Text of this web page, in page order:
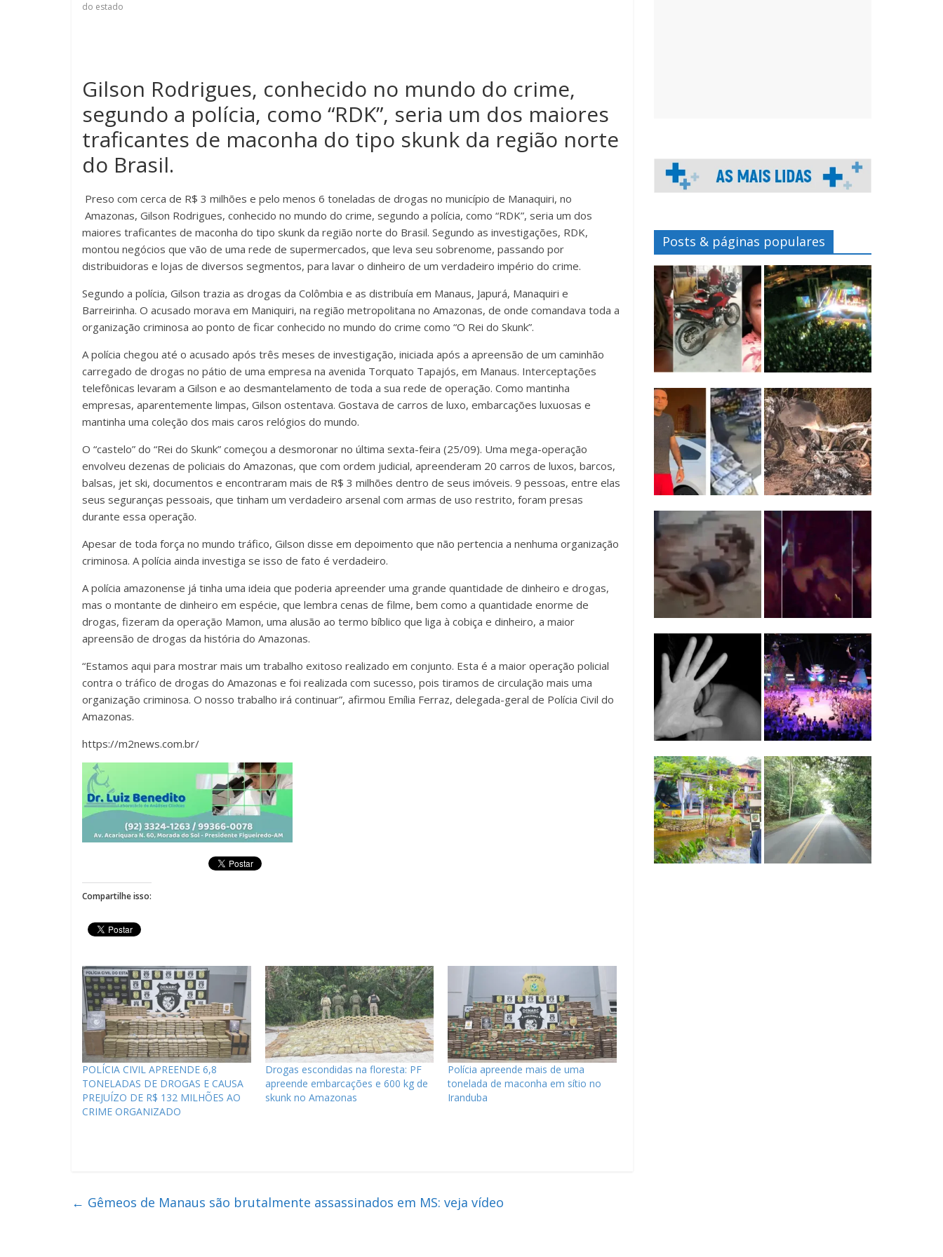
do estado
Gilson Rodrigues, conhecido no mundo do crime,
segundo a polícia, como “RDK”, seria um dos maiores
traficantes de maconha do tipo skunk da região norte
do Brasil.
Preso com cerca de R$ 3 milhões e pelo menos 6 toneladas de drogas no município de Manaquiri, no
Amazonas, Gilson Rodrigues, conhecido no mundo do crime, segundo a polícia, como “RDK”, seria um dos
maiores traficantes de maconha do tipo skunk da região norte do Brasil. Segundo as investigações, RDK,
montou negócios que vão de uma rede de supermercados, que leva seu sobrenome, passando por
distribuidoras e lojas de diversos segmentos, para lavar o dinheiro de um verdadeiro império do crime.
Segundo a polícia, Gilson trazia as drogas da Colômbia e as distribuía em Manaus, Japurá, Manaquiri e
Barreirinha. O acusado morava em Maniquiri, na região metropolitana no Amazonas, de onde comandava toda a
organização criminosa ao ponto de ficar conhecido no mundo do crime como “O Rei do Skunk”.
A polícia chegou até o acusado após três meses de investigação, iniciada após a apreensão de um caminhão
carregado de drogas no pátio de uma empresa na avenida Torquato Tapajós, em Manaus. Interceptações
telefônicas levaram a Gilson e ao desmantelamento de toda a sua rede de operação. Como mantinha
empresas, aparentemente limpas, Gilson ostentava. Gostava de carros de luxo, embarcações luxuosas e
mantinha uma coleção dos mais caros relógios do mundo.
O “castelo” do “Rei do Skunk” começou a desmoronar no última sexta-feira (25/09). Uma mega-operação
envolveu dezenas de policiais do Amazonas, que com ordem judicial, apreenderam 20 carros de luxos, barcos,
balsas, jet ski, documentos e encontraram mais de R$ 3 milhões dentro de seus imóveis. 9 pessoas, entre elas
seus seguranças pessoais, que tinham um verdadeiro arsenal com armas de uso restrito, foram presas
durante essa operação.
Apesar de toda força no mundo tráfico, Gilson disse em depoimento que não pertencia a nenhuma organização
criminosa. A polícia ainda investiga se isso de fato é verdadeiro.
A polícia amazonense já tinha uma ideia que poderia apreender uma grande quantidade de dinheiro e drogas,
mas o montante de dinheiro em espécie, que lembra cenas de filme, bem como a quantidade enorme de
drogas, fizeram da operação Mamon, uma alusão ao termo bíblico que liga à cobiça e dinheiro, a maior
apreensão de drogas da história do Amazonas.
“Estamos aqui para mostrar mais um trabalho exitoso realizado em conjunto. Esta é a maior operação policial
contra o tráfico de drogas do Amazonas e foi realizada com sucesso, pois tiramos de circulação mais uma
organização criminosa. O nosso trabalho irá continuar”, afirmou Emília Ferraz, delegada-geral de Polícia Civil do
Amazonas.
https://m2news.com.br/
Compartilhe isso:
POLÍCIA CIVIL APREENDE 6,8
TONELADAS DE DROGAS E CAUSA
PREJUÍZO DE R$ 132 MILHÕES AO
CRIME ORGANIZADO
Drogas escondidas na floresta: PF
apreende embarcações e 600 kg de
skunk no Amazonas
Polícia apreende mais de uma
tonelada de maconha em sítio no
Iranduba
← Gêmeos de Manaus são brutalmente assassinados em MS: veja vídeo
Posts & páginas populares